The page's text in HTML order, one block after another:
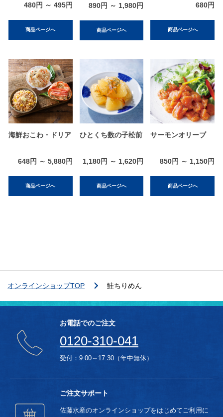
480円 ～ 495円
商品ページへ
890円 ～ 1,980円
商品ページへ
680円
商品ページへ
海鮮おこわ・ドリア
648円 ～ 5,880円
商品ページへ
ひとくち数の子松前
1,180円 ～ 1,620円
商品ページへ
サーモンオリーブ
850円 ～ 1,150円
商品ページへ
オンラインショップTOP 鮭ちりめん
お電話でのご注文
0120-310-041
受付：9:00～17:30（年中無休）
ご注文サポート
佐藤水産のオンラインショップをはじめてご利用に